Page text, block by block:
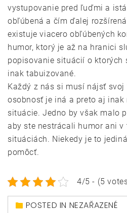
vystupovanie pred ľuďmi a
obľúbená a čím ďalej
existuje viacero obľúbených
humor, ktorý je až na hranici
popisovanie situácií o ktorých
inak tabuizované.
Každý z nás si musí nájsť
osobnosť je iná a preto aj
situácie. Jedno by však malo
aby ste nestrácali humor ani v
situáciách. Niekedy je to
pomôcť.
4/5 - (5
POSTED IN NEZAŘAZENÉ